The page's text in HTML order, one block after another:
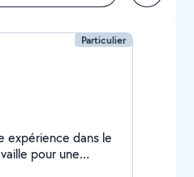
Particulier
expérience dans le
pour une